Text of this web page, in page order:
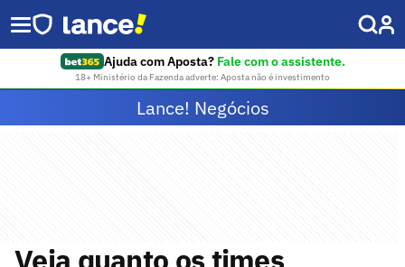
Ajuda com Aposta? Fale com o assistente.
18+ Ministério da Fazenda adverte: Aposta não é investimento
Lance! Negócios